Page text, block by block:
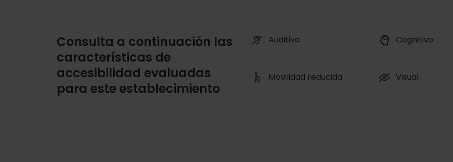
Consulta a continuación las
características de
accesibilidad evaluadas
para este establecimiento
Auditivo Cognitivo
Movilidad reducida Visual